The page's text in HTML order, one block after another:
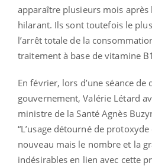
apparaître plusieurs mois après
hilarant. Ils sont toutefois le
l’arrêt totale de la
traitement à base de vitamine
En février, lors d’une séance de
gouvernement, Valérie Létard
ministre de la Santé Agnès
“L’usage détourné de protoxyde
nouveau mais le nombre et la
indésirables en lien avec cette